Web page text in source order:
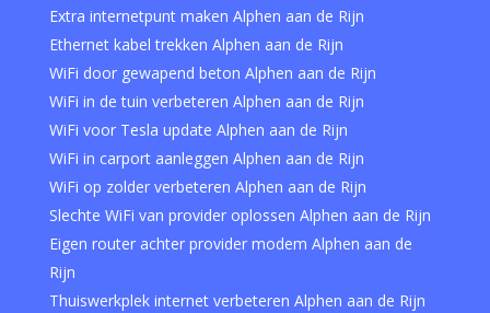
Extra internetpunt maken Alphen aan de Rijn
Ethernet kabel trekken Alphen aan de Rijn
WiFi door gewapend beton Alphen aan de Rijn
WiFi in de tuin verbeteren Alphen aan de Rijn
WiFi voor Tesla update Alphen aan de Rijn
WiFi in carport aanleggen Alphen aan de Rijn
WiFi op zolder verbeteren Alphen aan de Rijn
Slechte WiFi van provider oplossen Alphen aan de Rijn
Eigen router achter provider modem Alphen aan de
Rijn
Thuiswerkplek internet verbeteren Alphen aan de Rijn